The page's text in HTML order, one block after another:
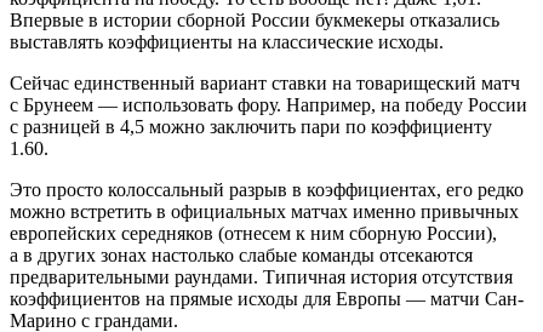
Впервые в истории сборной России букмекеры отказались
выставлять коэффициенты на классические исходы.
Сейчас единственный вариант ставки на товарищеский матч
с Брунеем — использовать фору. Например, на победу России
с разницей в 4,5 можно заключить пари по коэффициенту
1.60.
Это просто колоссальный разрыв в коэффициентах, его редко
можно встретить в официальных матчах именно привычных
европейских середняков (отнесем к ним сборную России),
а в других зонах настолько слабые команды отсекаются
предварительными раундами. Типичная история отсутствия
коэффициентов на прямые исходы для Европы — матчи Сан-
Марино с грандами.